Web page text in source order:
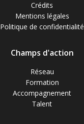
Crédits
Mentions légales
Politique de confidentialité
Champs d'action
Réseau
Formation
Accompagnement
Talent